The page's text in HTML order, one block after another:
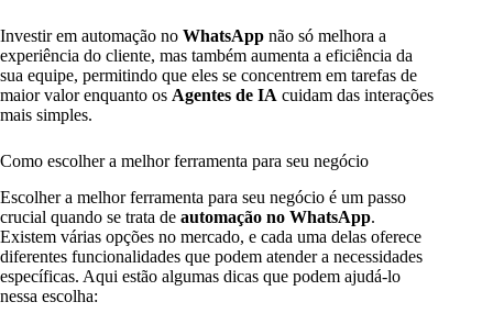
Investir em automação no WhatsApp não só melhora a
experiência do cliente, mas também aumenta a eficiência da
sua equipe, permitindo que eles se concentrem em tarefas de
maior valor enquanto os Agentes de IA cuidam das interações
mais simples.
Como escolher a melhor ferramenta para seu negócio
Escolher a melhor ferramenta para seu negócio é um passo
crucial quando se trata de automação no WhatsApp.
Existem várias opções no mercado, e cada uma delas oferece
diferentes funcionalidades que podem atender a necessidades
específicas. Aqui estão algumas dicas que podem ajudá-lo
nessa escolha: